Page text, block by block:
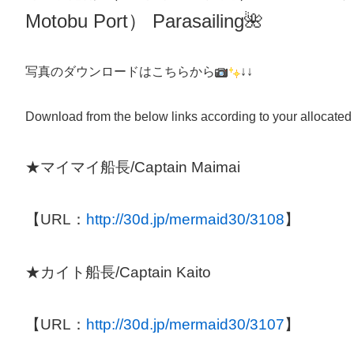
Motobu Port）
Parasailing🌺
写真のダウンロードはこちらから ↓↓
Download from the below links according to your
★マイマイ船長/Captain Maimai
【URL： http://30d.jp/mermaid30/3108】
★カイト船長/Captain Kaito
【URL： http://30d.jp/mermaid30/3107】